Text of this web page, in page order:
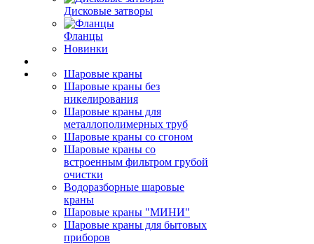
Дисковые затворы
Фланцы
Новинки
Шаровые краны
Шаровые краны без
никелирования
Шаровые краны для
металлополимерных труб
Шаровые краны со сгоном
Шаровые краны со
встроенным фильтром грубой
очистки
Водоразборные шаровые
краны
Шаровые краны "МИНИ"
Шаровые краны для бытовых
приборов